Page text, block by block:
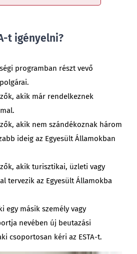
t igényelni?
programban részt vevő
akik már rendelkeznek
akik nem szándékoznak három
ideig az Egyesült Államokban
akik turisztikai, üzleti vagy
tervezik az Egyesült Államokba
egy másik személy vagy
nevében új beutazási
csoportosan kéri az ESTA-t.